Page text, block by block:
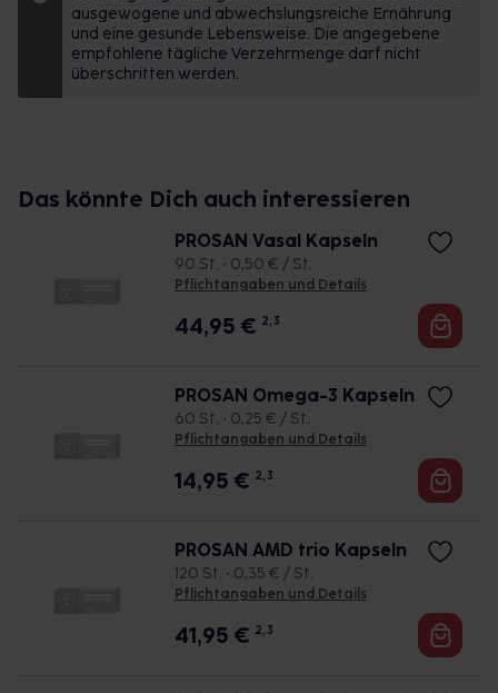
ausgewogene und abwechslungsreiche Ernährung
und eine gesunde Lebensweise. Die angegebene
empfohlene tägliche Verzehrmenge darf nicht
überschritten werden.
Das könnte Dich auch interessieren
PROSAN Vasal Kapseln
90 St. • 0,50 € / St.
Pflichtangaben und Details
44,95 € 2, 3
PROSAN Omega-3 Kapseln
60 St. • 0,25 € / St.
Pflichtangaben und Details
14,95 € 2, 3
PROSAN AMD trio Kapseln
120 St. • 0,35 € / St.
Pflichtangaben und Details
41,95 € 2, 3